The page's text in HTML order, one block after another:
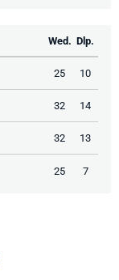
Wed. Dlp.
25 10
32 14
32 13
25 7